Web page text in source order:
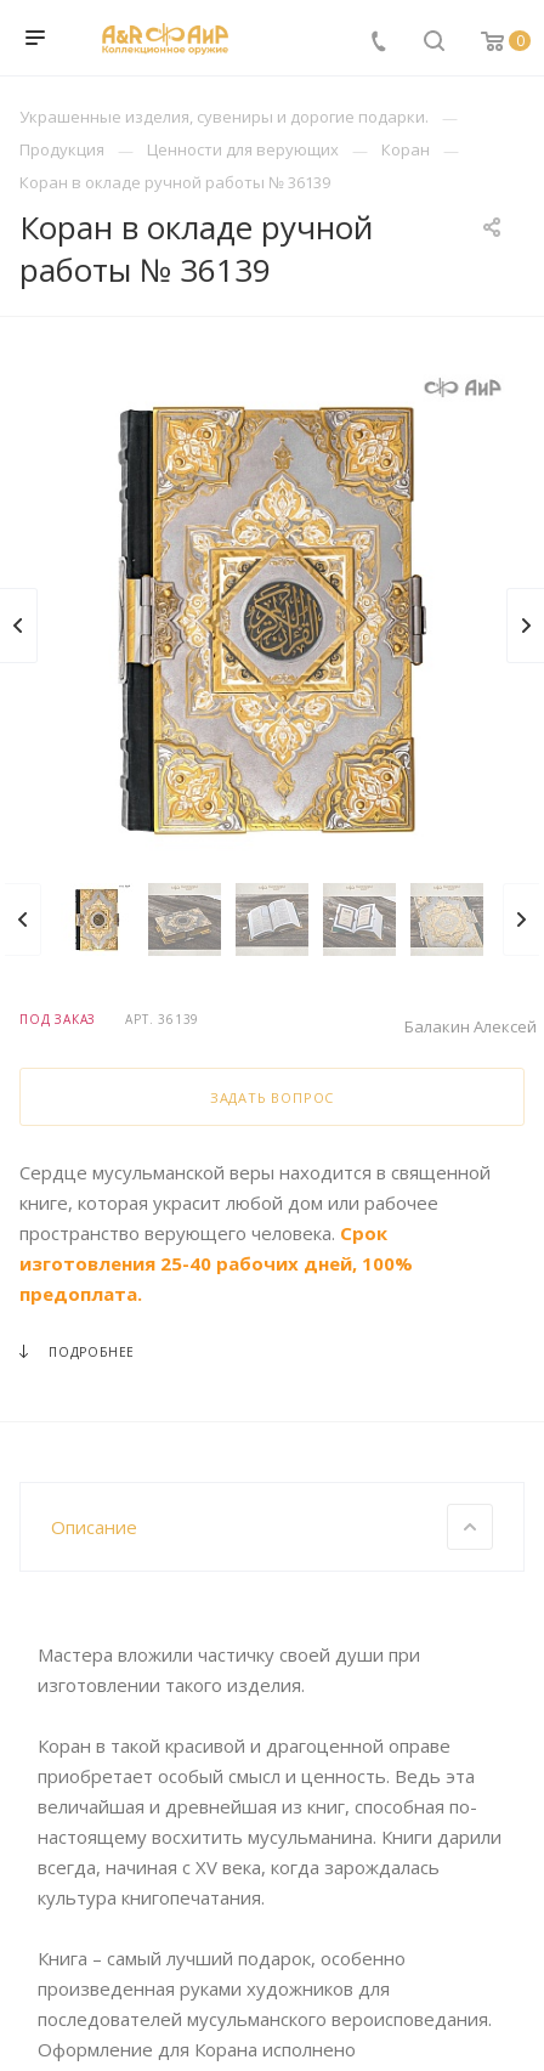
0
Украшенные изделия, сувениры и дорогие подарки.
Продукция
Ценности для верующих
Коран
Коран в окладе ручной работы № 36139
Коран в окладе ручной
работы № 36139
ПОД ЗАКАЗ АРТ.36139 Балакин Алексей
ЗАДАТЬ ВОПРОС
Сердце мусульманской веры находится в священной
книге, которая украсит любой дом или рабочее
пространство верующего человека. Срок
изготовления 25-40 рабочих дней, 100%
предоплата.
ПОДРОБНЕЕ
Описание
Мастера вложили частичку своей души при
изготовлении такого изделия.
Коран в такой красивой и драгоценной оправе
приобретает особый смысл и ценность. Ведь эта
величайшая и древнейшая из книг, способная по-
настоящему восхитить мусульманина. Книги дарили
всегда, начиная с XV века, когда зарождалась
культура книгопечатания.
Книга – самый лучший подарок, особенно
произведенная руками художников для
последователей мусульманского вероисповедания.
Оформление для Корана исполнено